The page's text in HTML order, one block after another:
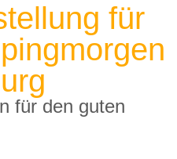
für
für den guten